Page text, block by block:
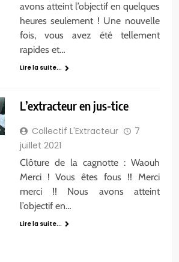
avons atteint l’objectif en quelques
heures seulement ! Une nouvelle
fois, vous avez été tellement
rapides et…
Lire la suite...
L’extracteur en jus-tice
Collectif L'Extracteur
7
juillet 2021
Clôture de la cagnotte : Waouh
Merci ! Vous êtes fous !! Merci
merci !! Nous avons atteint
l’objectif en…
Lire la suite...